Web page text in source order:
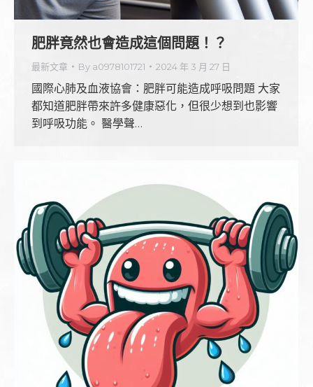
肥胖竟然也會造成這個問題！？
最新文章 By a0978101721 2024 年 3 月 27 日
國際心肺及血液協會：肥胖可能造成呼吸問題 大家
都知道肥胖帶來許多健康惡化，但很少想到也影響
到呼吸功能。 醫學聲…